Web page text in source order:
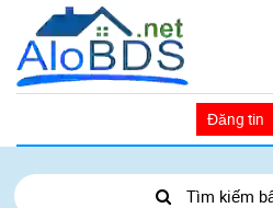
Đăng tin
Tìm kiếm